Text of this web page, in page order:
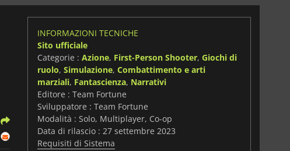
INFORMAZIONI TECNICHE
Sito ufficiale
Categorie : Azione, First-Person Shooter, Giochi di
ruolo, Simulazione, Combattimento e arti
marziali, Fantascienza, Narrativi
Editore : Team Fortune
Sviluppatore : Team Fortune
Modalità : Solo, Multiplayer, Co-op
Data di rilascio : 27 settembre 2023
Requisiti di Sistema